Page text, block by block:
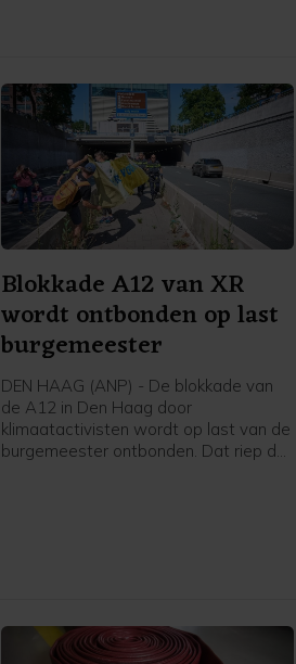
Blokkade A12 van XR
wordt ontbonden op last
burgemeester
DEN HAAG (ANP) - De blokkade van
de A12 in Den Haag door
klimaatactivisten wordt op last van de
burgemeester ontbonden. Dat riep de